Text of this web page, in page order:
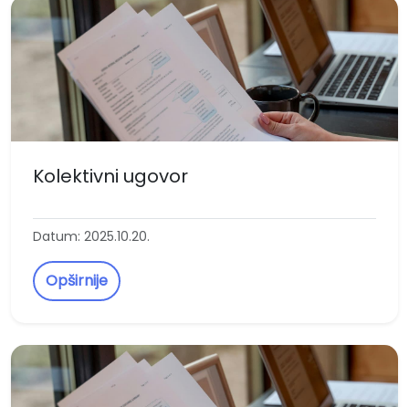
Kolektivni ugovor
Datum: 2025.10.20.
Opširnije